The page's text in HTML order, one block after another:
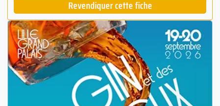
Revendiquer cette fiche